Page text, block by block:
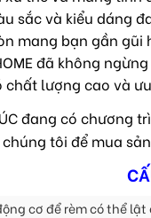
sắc và kiểu dáng
mang bạn gần
đã không
lượng cao và
đang có chương
chúng tôi để mua
cơ để rèm có thể